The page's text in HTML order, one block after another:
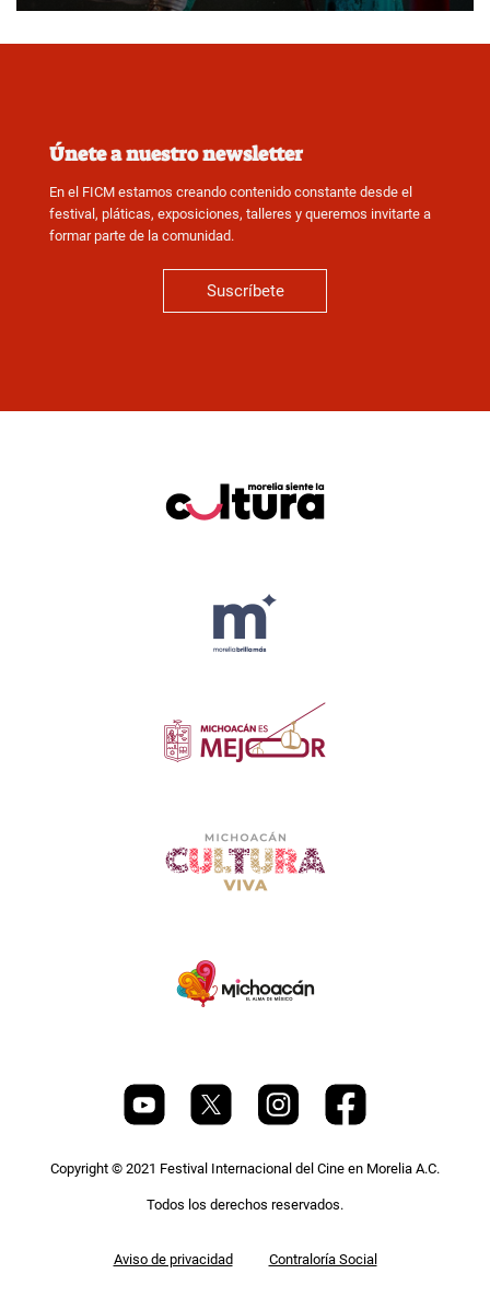
Únete a nuestro newsletter
En el FICM estamos creando contenido constante desde el
festival, pláticas, exposiciones, talleres y queremos invitarte a
formar parte de la comunidad.
Suscríbete
Copyright © 2021 Festival Internacional del Cine en Morelia A.C.
Todos los derechos reservados.
Aviso de privacidad Contraloría Social